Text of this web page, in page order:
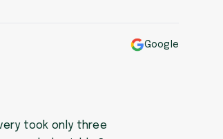
took only three
Google